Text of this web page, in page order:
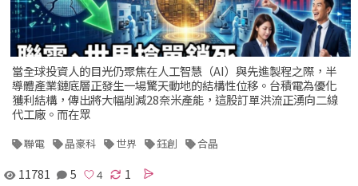
當全球投資人的目光仍聚焦在人工智慧（AI）與先進製程之際，半
導體產業鏈底層正發生一場驚天動地的結構性位移。台積電為優化
獲利結構，傳出將大幅削減28奈米產能，這股訂單洪流正湧向二線
代工廠。而在眾
聯電 晶豪科 世界 鈺創 合晶
11781 5 1